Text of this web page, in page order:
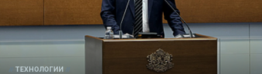
ТЕХНОЛОГИИ